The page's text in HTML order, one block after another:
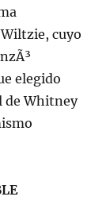
cuyo
elegido
de Whitney